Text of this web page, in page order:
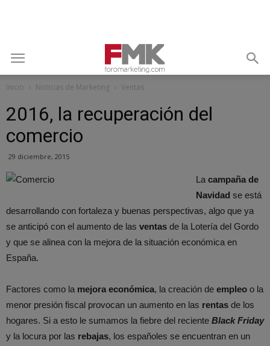
Inicio Noticias de Marketing Ventas
2016, la recuperación del
comercio
29 diciembre, 2015
La campaña de
Navidad se está
desarrollando con fortaleza y buenas perspectivas, algo que ya
se anticipó con el aumento de las ventas de la Lotería del Gordo
y que se alinea con la mejora de la situación económica en
España.
Factores como la mejora económica, la creación de empleo o la
menor presión fiscal provocan un aumento en las rentas de los
hogares. Si a esto le sumamos la fiebre del reciente Black Friday
y la locura por las rebajas, los españoles se encuentran en un